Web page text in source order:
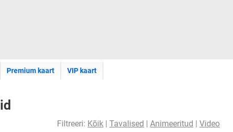
Premium kaart VIP kaart
Filtreeri: Kõik | Tavalised | Animeeritud | Video